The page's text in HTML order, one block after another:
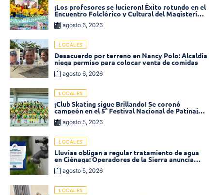
¡Los profesores se lucieron! Éxito rotundo en el
Encuentro Folclórico y Cultural del Magisterio
2026 en Ciénaga
agosto 6, 2026
LOCALES
Desacuerdo por terreno en Nancy Polo: Alcaldía
niega permiso para colocar venta de comidas
agosto 6, 2026
LOCALES
¡Club Skating sigue Brillando! Se coronó
campeón en el 5° Festival Nacional de Patinaje
«Soledad sobre Ruedas»
agosto 5, 2026
LOCALES
Lluvias obligan a regular tratamiento de agua
en Ciénaga: Operadores de la Sierra anuncia
baja presión en varios sectores
agosto 5, 2026
LOCALES